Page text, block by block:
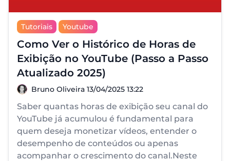
Tutoriais Youtube
Como Ver o Histórico de Horas de
Exibição no YouTube (Passo a Passo
Atualizado 2025)
Bruno Oliveira
Bruno Oliveira 13/04/2025 13:22
Saber quantas horas de exibição seu canal do
YouTube já acumulou é fundamental para
quem deseja monetizar vídeos, entender o
desempenho de conteúdos ou apenas
acompanhar o crescimento do canal.Neste